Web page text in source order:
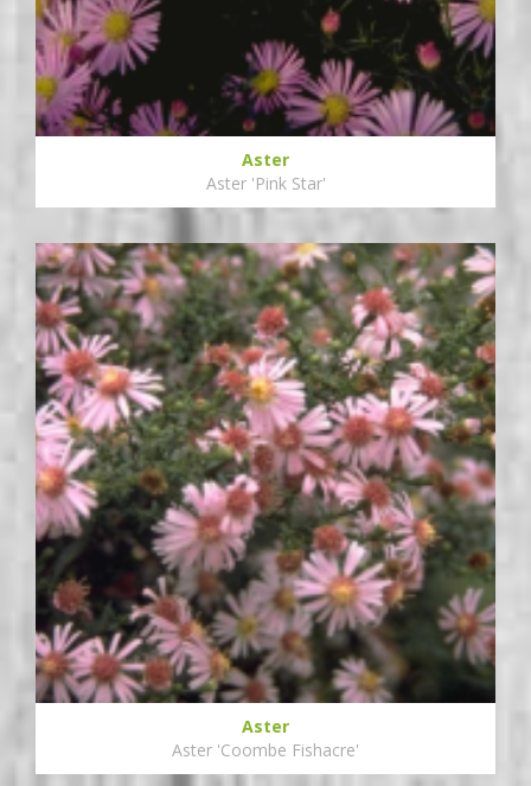
Aster
Aster 'Pink Star'
Aster
Aster 'Coombe Fishacre'